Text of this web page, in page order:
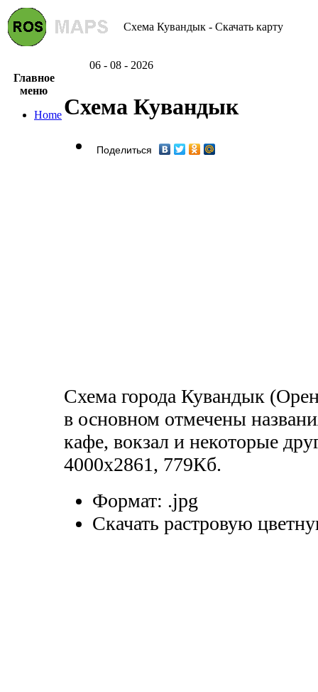
Схема Кувандык - Скачать карту
06 - 08 - 2026
Главное
меню
Home Схема Кувандык
Поделиться
Схема города Кувандык
в основном отмечены
кафе, вокзал и некоторые
4000х2861, 779Кб.
Формат: .jpg
Скачать растровую